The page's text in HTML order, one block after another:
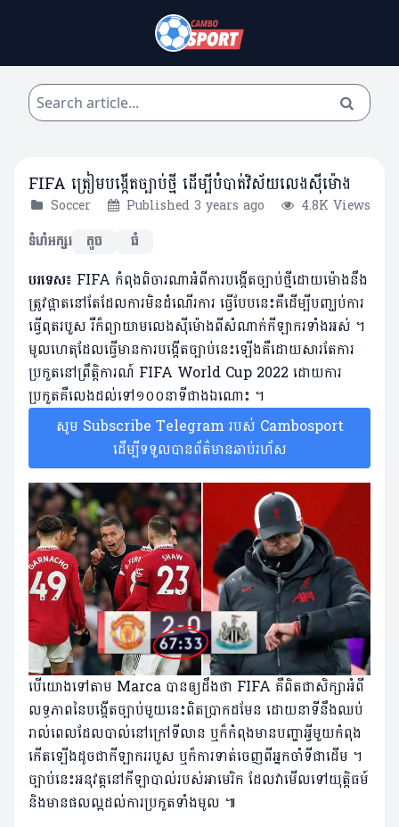
FIFA ត្រៀមបង្កើតច្បាប់ថ្មី ដើម្បីបំបាត់វិស័យលេងស៊ីម៉ោង
Soccer Published 3 years ago
4.8K Views
ទំហំអក្សរ
តូច ធំ
បរទេស៖ FIFA កំពុងពិចារណាអំពីការបង្កើតច្បាប់ថ្មីដោយម៉ោងនឹង
ត្រូវផ្អាតនៅតែដែលការមិនដំណើរការ ធ្វើបែបនេះគឺដើម្បីបញ្ឃប់ការ
ធ្វើពុតរបួស រឺក៏ព្យាយាមលេងស៊ីម៉ោងពីសំណាក់កីឡាករទាំងអស់ ។
មូលហេតុដែលធ្វើមានការបង្កើតច្បាប់នេះឡើងគឺដោយសារតែការ
ប្រកួតនៅព្រឹត្តិការណ៍ FIFA World Cup 2022 ដោយការ
ប្រកួតគឺលេងដល់ទៅ១០០នាទីជាងឯណោះ ។
សូម Subscribe Telegram របស់ Cambosport
ដើម្បីទទួលបានព័ត៌មានឆាប់រហ័ស
បើយោងទៅតាម Marca បានឲ្យដឹងថា FIFA គឺពិតជាសិក្សាអំពី
លទ្ធភាពនៃបង្កើតច្បាប់មួយនេះពិតប្រាកដមែន ដោយនាទីនឹងឈប់
រាល់ពេលដែលបាល់នៅក្រៅទីលាន ឬក៏កំពុងមានបញ្ហាអ្វីមួយកំពុង
កើតឡើងដូចជាកីឡាកររបួស ឬក៏ការទាត់ចេញពីអ្នកចាំទីជាដើម ។
ច្បាប់នេះអនុវត្តនៅកីឡាបាល់របស់អាមេរិក ដែលវាមើលទៅយុត្តិធម៍
និងមានផលល្អដល់ការប្រកួតទាំងមូល ៕